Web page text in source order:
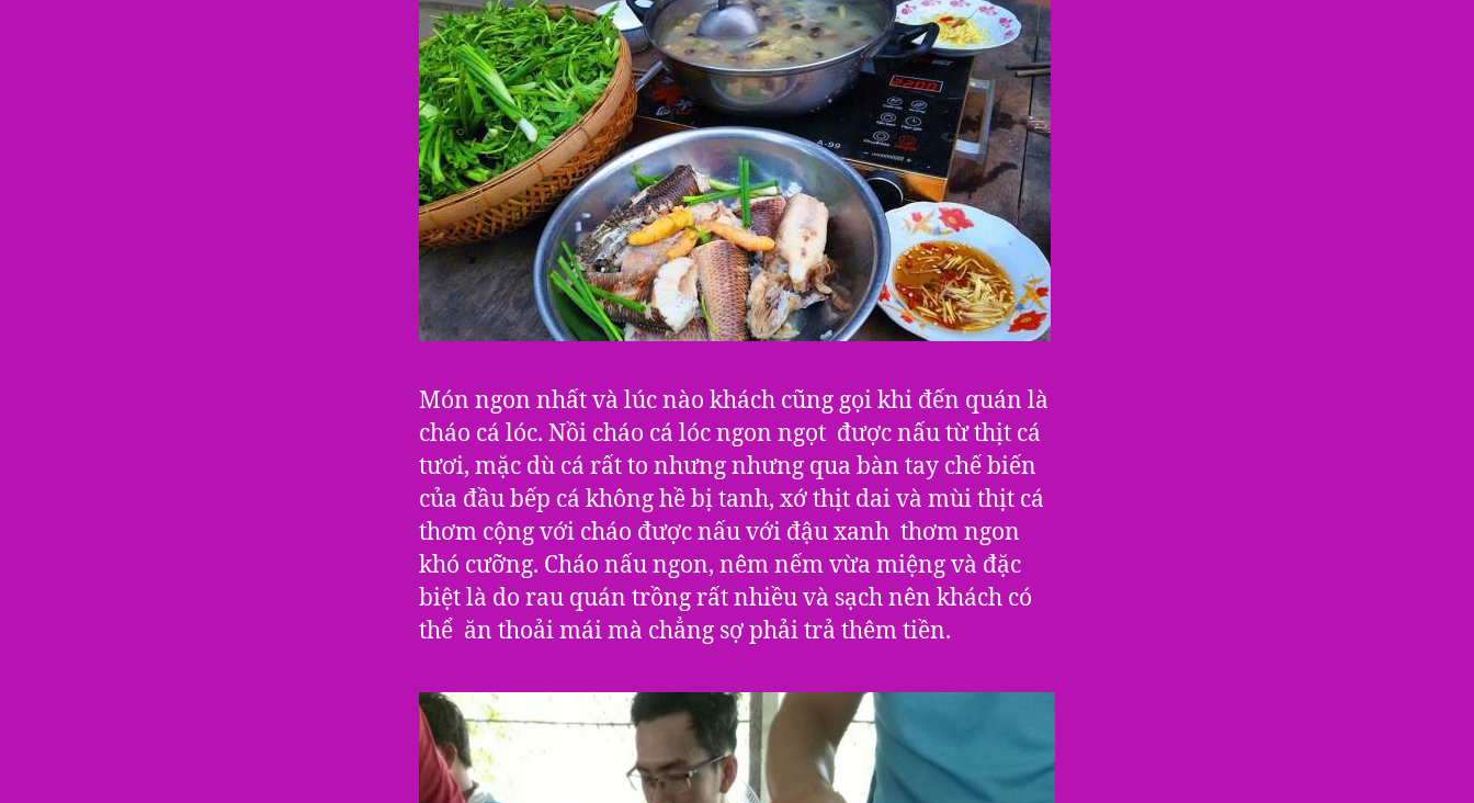
Món ngon nhất và lúc nào khách cũng gọi khi đến quán là
cháo cá lóc. Nồi cháo cá lóc ngon ngọt được nấu từ thịt cá
tươi, mặc dù cá rất to nhưng nhưng qua bàn tay chế biến
của đầu bếp cá không hề bị tanh, xớ thịt dai và mùi thịt cá
thơm cộng với cháo được nấu với đậu xanh thơm ngon
khó cưỡng. Cháo nấu ngon, nêm nếm vừa miệng và đặc
biệt là do rau quán trồng rất nhiều và sạch nên khách có
thể ăn thoải mái mà chẳng sợ phải trả thêm tiền.